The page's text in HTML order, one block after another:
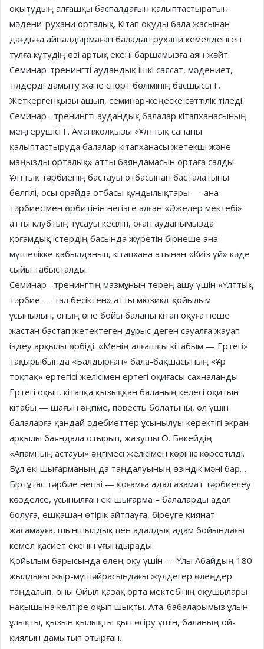
оқытудың алғашқы баспалдағын қалыптастыратын
мәдени-рухани орталық. Кітап оқуды бала жасынан
дағдыға айналдырмаған баладан рухани кемелденген
тұлға күтудің өзі артық екені баршамызға аян жәйт.
Семинар-тренингті аудандық ішкі саясат, мәдениет,
тілдерді дамыту және спорт бөлімінің басшысы Г.
Жеткергенқызы ашып, семинар-кеңеске сәттілік тіледі.
Семинар –тренингті аудандық балалар кітапханасының
меңгерушісі Г. Аманжолқызы «Ұлттық сананы
қалыптастыруда балалар кітапханасы жетекші және
маңызды орталық» атты баяндамасын ортаға салды.
Ұлттық тәрбиенің бастауы отбасынан басталатыны
белгілі, осы орайда отбасы құндылықтары — ана
тәрбиесімен өрбитінін негізге алған «Әжелер мектебі»
атты клубтың тұсауы кесіліп, оған ауданымызда
қоғамдық істердің басында жүретін бірнеше ана
мүшелікке қабылданып, кітапхана атынан «Киіз үй» кәде
сыйы табысталды.
Семинар –тренингтің мазмұнын терең ашу үшін «Ұлттық
тәрбие — тал бесіктен» атты мюзикл-қойылым
ұсынылып, оның өне бойы баланы кітап оқуға неше
жастан бастап жетектеген дұрыс деген сауалға жауап
іздеу арқылы өрбіді. «Менің алғашқы кітабым — Ертегі»
тақырыбында «Балдырған» бала-бақшасының «Ұр
тоқпақ» ертегісі желісімен ертегі оқиғасы сахналанды.
Ертегі оқып, кітапқа қызыққан баланың келесі оқитын
кітабы — шағын әңгіме, повесть болатыны, ол үшін
балаларға қандай әдебиеттер ұсынылуы керектігі экран
арқылы баяндала отырып, жазушы О. Бөкейдің
«Апамның астауы» әңгімесі желісімен көрініс көрсетілді.
Бұл екі шығарманың да таңдалуының өзіндік мәні бар…
Біртұтас тәрбие негізі — қоғамға адал азамат тәрбиелеу
көзделсе, ұсынылған екі шығарма – балаларды адал
болуға, ешқашан өтірік айтпауға, біреуге қиянат
жасамауға, шыншылдық пен адалдық адам бойындағы
кемел қасиет екенін ұғындырады.
Қойылым барысында өлең оқу үшін — Ұлы Абайдың 180
жылдығы жыр-мүшәйрасындағы жүлдегер өлеңдер
таңдалып, оны Ойыл қазақ орта мектебінің оқушылары
нақышына келтіре оқып шықты. Ата-бабаларымыз ұлын
ұлықты, қызын қылықты қып өсіру үшін, баланың ой-
қиялын дамытып отырған.